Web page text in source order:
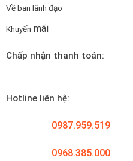
Về ban lãnh đạo
Khuyến mãi
Chấp nhận thanh toán:
Hotline liên hệ:
0987.959.519
0968.385.000